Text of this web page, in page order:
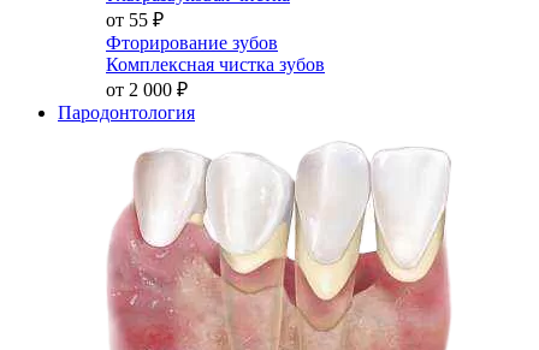
от 55 ₽
Фторирование зубов
Комплексная чистка зубов
от 2 000 ₽
Пародонтология